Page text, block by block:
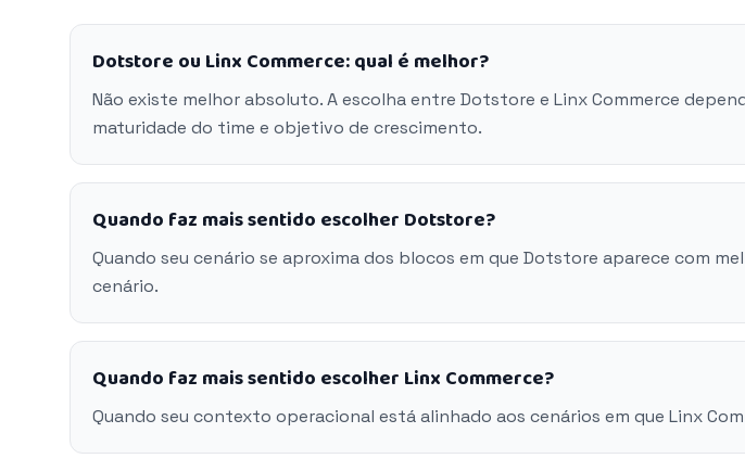
Dotstore ou Linx Commerce: qual é melhor?
Não existe melhor absoluto. A escolha entre Dotstore e Linx Commerce
maturidade do time e objetivo de crescimento.
Quando faz mais sentido escolher Dotstore?
Quando seu cenário se aproxima dos blocos em que Dotstore aparece com
cenário.
Quando faz mais sentido escolher Linx Commerce?
Quando seu contexto operacional está alinhado aos cenários em que Linx